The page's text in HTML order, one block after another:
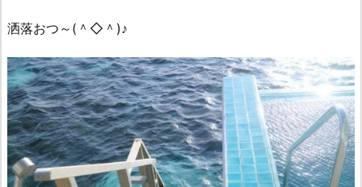
洒落おつ～(＾◇＾)♪